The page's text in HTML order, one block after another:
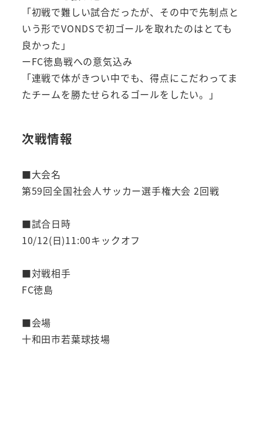
「初戦で難しい試合だったが、その中で先制点と
いう形でVONDSで初ゴールを取れたのはとても
良かった」
ーFC徳島戦への意気込み
「連戦で体がきつい中でも、得点にこだわってま
たチームを勝たせられるゴールをしたい。」
次戦情報
■大会名
第59回全国社会人サッカー選手権大会 2回戦
■試合日時
10/12(日)11:00キックオフ
■対戦相手
FC徳島
■会場
十和田市若葉球技場